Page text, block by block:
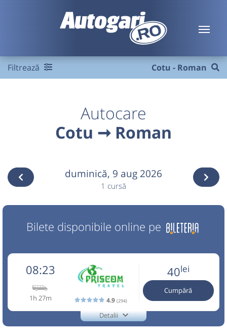
Filtrează Cotu - Roman
Autocare
Cotu ➞ Roman
duminică, 9 aug 2026
1 cursă
Bilete disponibile online pe
08:23
1h 27m 4.9 (294)
40lei
Cumpără
Detalii
Priscom Travel